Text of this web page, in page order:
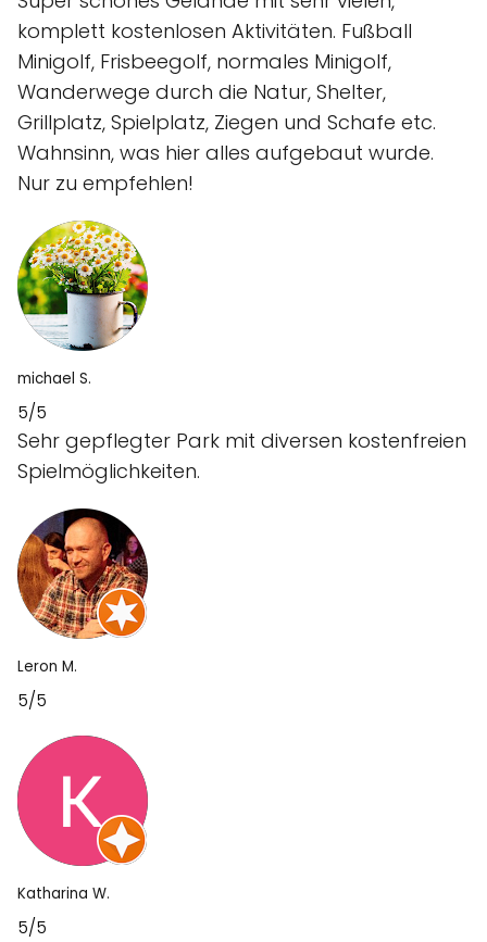
komplett kostenlosen Aktivitäten. Fußball
Minigolf, Frisbeegolf, normales Minigolf,
Wanderwege durch die Natur, Shelter,
Grillplatz, Spielplatz, Ziegen und Schafe etc.
Wahnsinn, was hier alles aufgebaut wurde.
Nur zu empfehlen!
michael S.
5/5
Sehr gepflegter Park mit diversen kostenfreien
Spielmöglichkeiten.
Leron M.
5/5
Katharina W.
5/5